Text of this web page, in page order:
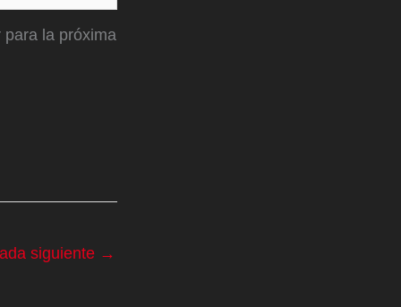
la próxima
siguiente →